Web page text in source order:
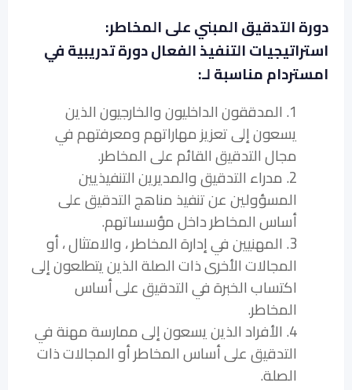
دورة التدقيق المبني على المخاطر:
استراتيجيات التنفيذ الفعال دورة تدريبية في
امستردام مناسبة لـ:
1. المدققون الداخليون والخارجيون الذين
يسعون إلى تعزيز مهاراتهم ومعرفتهم في
مجال التدقيق القائم على المخاطر.
2. مدراء التدقيق والمديرين التنفيذيين
المسؤولين عن تنفيذ مناهج التدقيق على
أساس المخاطر داخل مؤسساتهم.
3. المهنيين في إدارة المخاطر ، والامتثال ، أو
المجالات الأخرى ذات الصلة الذين يتطلعون إلى
اكتساب الخبرة في التدقيق على أساس
المخاطر.
4. الأفراد الذين يسعون إلى ممارسة مهنة في
التدقيق على أساس المخاطر أو المجالات ذات
الصلة.